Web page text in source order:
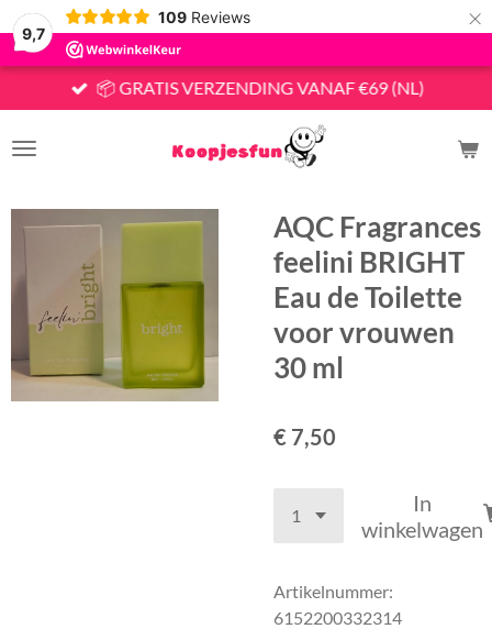
9,7
109 Reviews ×
📦 GRATIS VERZENDING VANAF €69 (NL)
AQC Fragrances
feelini BRIGHT
Eau de Toilette
voor vrouwen
30 ml
€ 7,50
In
winkelwagen
Artikelnummer:
6152200332314